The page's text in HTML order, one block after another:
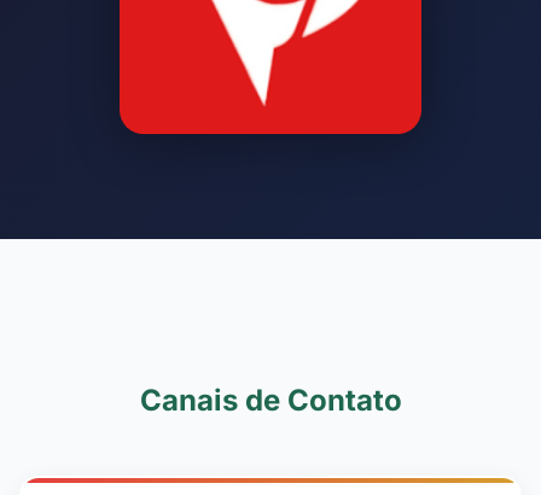
Canais de Contato